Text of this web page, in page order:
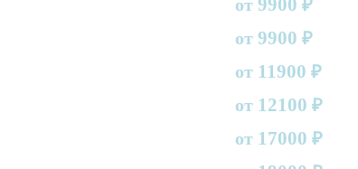
от 9900 ₽
от 9900 ₽
от 11900 ₽
от 12100 ₽
от 17000 ₽